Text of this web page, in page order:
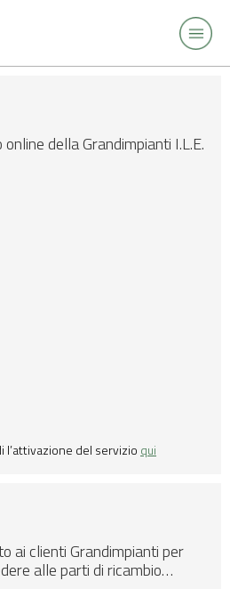
della Grandimpianti I.L.E.
l’attivazione del servizio qui
ai clienti Grandimpianti per
alle parti di ricambio…